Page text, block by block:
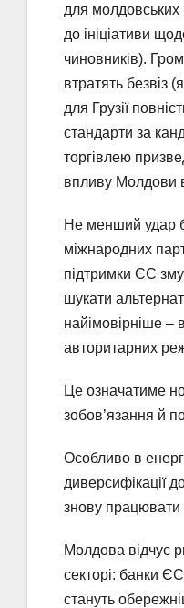
для молдовських
до ініціативи
чиновників).
втратять безвіз
для Грузії
стандарти за
торгівлею
впливу Молдови в
Не менший удар
міжнародних
підтримки ЄС
шукати
найімовірніше –
авторитарних
Це означатиме
зобов’язання й
Особливо в
диверсифікації
знову працювати
Молдова відчує
секторі: банки ЄС
стануть